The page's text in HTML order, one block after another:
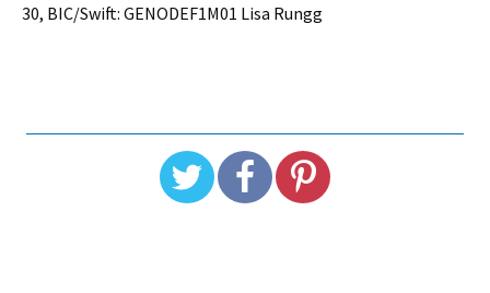
30, BIC/Swift: GENODEF1M01 Lisa Rungg